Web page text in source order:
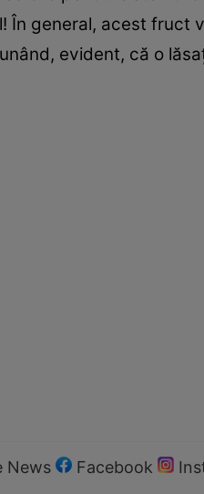
În general, acest fruct
evident, că o
News Facebook